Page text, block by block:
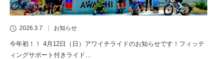
2026.3.7 お知らせ
今年初！！ 4月12日（日）アワイチライドのお知らせです！フィッテ
ィングサポート付きライド…